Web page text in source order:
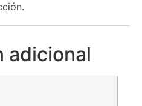
adicional